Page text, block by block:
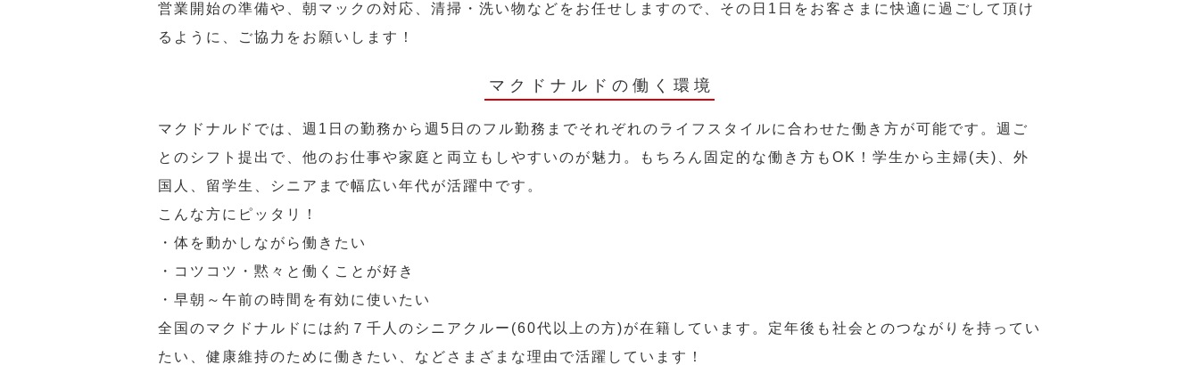
営業開始の準備や、朝マックの対応、清掃・洗い物などをお任せしますので、その日1日をお客さまに快適に過ごして頂け
るように、ご協力をお願いします！
マクドナルドの働く環境
マクドナルドでは、週1日の勤務から週5日のフル勤務までそれぞれのライフスタイルに合わせた働き方が可能です。週ご
とのシフト提出で、他のお仕事や家庭と両立もしやすいのが魅力。もちろん固定的な働き方もOK！学生から主婦(夫)、外
国人、留学生、シニアまで幅広い年代が活躍中です。
こんな方にピッタリ！
・体を動かしながら働きたい
・コツコツ・黙々と働くことが好き
・早朝～午前の時間を有効に使いたい
全国のマクドナルドには約７千人のシニアクルー(60代以上の方)が在籍しています。定年後も社会とのつながりを持ってい
たい、健康維持のために働きたい、などさまざまな理由で活躍しています！